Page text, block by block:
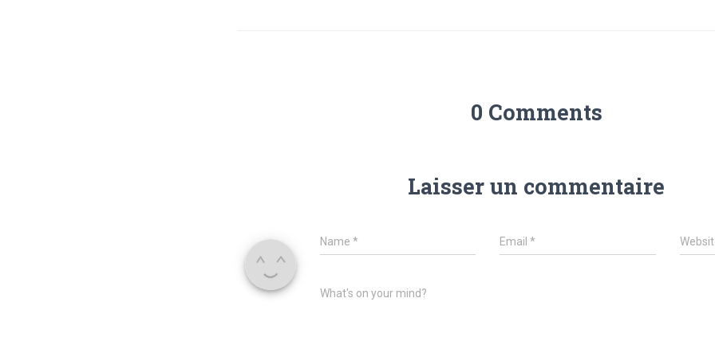
0 Comments
Laisser un commentaire
Name * Email*
What's on your mind?